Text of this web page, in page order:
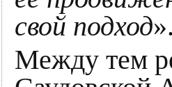
свой подход».
Между тем